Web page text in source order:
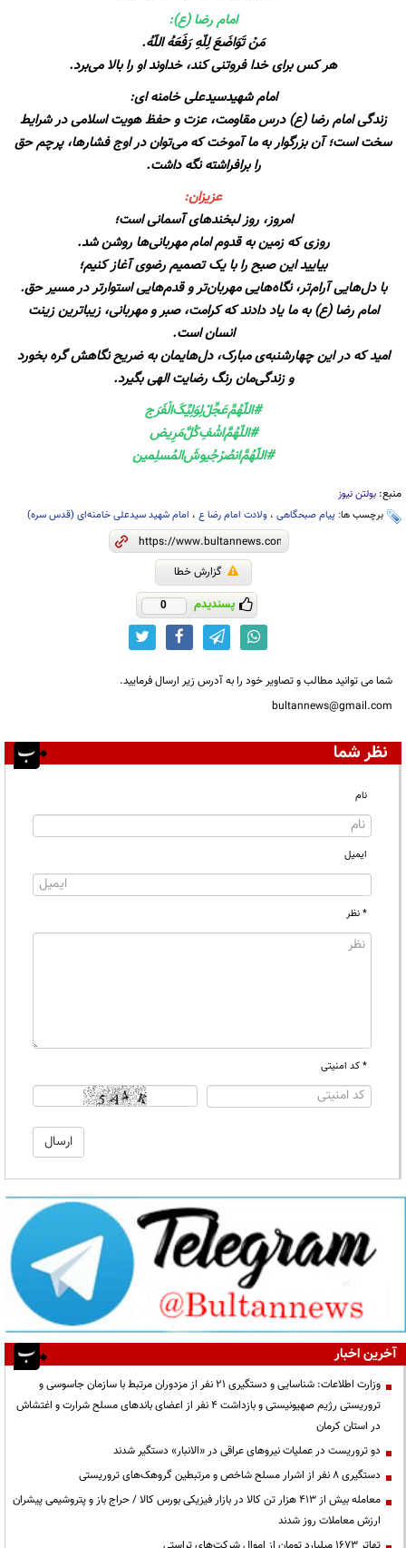
امام رضا (ع):
مَنْ تَوَاضَعَ لِلّهِ رَفَعَهُ اللّهُ.
هر کس برای خدا فروتنی کند، خداوند او را بالا می‌برد.
امام شهیدسیدعلی خامنه ای:
زندگی امام رضا (ع) درس مقاومت، عزت و حفظ هویت اسلامی در شرایط
سخت است؛ آن بزرگوار به ما آموخت که می‌توان در اوج فشارها، پرچم حق
را برافراشته نگه داشت.
عزیزان:
امروز، روز لبخندهای آسمانی است؛
روزی که زمین به قدوم امام مهربانی‌ها روشن شد.
بیایید این صبح را با یک تصمیم رضوی آغاز کنیم؛
با دل‌هایی آرام‌تر، نگاه‌هایی مهربان‌تر و قدم‌هایی استوارتر در مسیر حق.
امام رضا (ع) به ما یاد دادند که کرامت، صبر و مهربانی، زیباترین زینت
انسان است.
امید که در این چهارشنبه‌ی مبارک، دل‌هایمان به ضریح نگاهش گره بخورد
و زندگی‌مان رنگ رضایت الهی بگیرد.
#اللّهُمَّ‌عَجِّلْ‌لِوَلِيِّکَ‌الْفَرَج
#اللّهُمَّ‌اشْفِ‌کُلَّ‌مَرِیض
#اللّهُمَّ‌انصُرْ‌جُیوشَ‌المُسلِمين
منبع: بولتن نیوز
برچسب ها: پیام صبحگاهی ، ولادت امام رضا ع ، امام شهید سیدعلی خامنه‌ای (قدس سره)
گزارش خطا
پسندیدم 0
شما می توانید مطالب و تصاویر خود را به آدرس زیر ارسال فرمایید.
bultannews@gmail.com
نظر شما
نام
ایمیل
* نظر
* کد امنیتی
آخرین اخبار
وزارت اطلاعات: شناسایی و دستگیری ۲۱ نفر از مزدوران مرتبط با سازمان جاسوسی و
تروریستی رژیم صهیونیستی و بازداشت ۴ نفر از اعضای باندهای مسلح شرارت و اغتشاش
در استان کرمان
دو تروریست در عملیات نیروهای عراقی در «الانبار» دستگیر شدند
دستگیری ۸ نفر از اشرار مسلح شاخص و مرتبطین گروهک‌های تروریستی
معامله بیش از ۴۱۳ هزار تن کالا در بازار فیزیکی بورس کالا / حراج باز و پتروشیمی پیشران
ارزش معاملات روز شدند